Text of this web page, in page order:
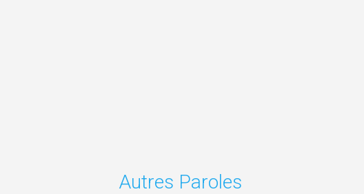
Autres Paroles